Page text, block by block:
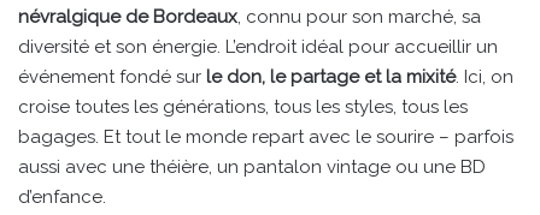
névralgique de Bordeaux, connu pour son marché, sa
diversité et son énergie. L’endroit idéal pour accueillir un
événement fondé sur le don, le partage et la mixité. Ici, on
croise toutes les générations, tous les styles, tous les
bagages. Et tout le monde repart avec le sourire – parfois
aussi avec une théière, un pantalon vintage ou une BD
d’enfance.